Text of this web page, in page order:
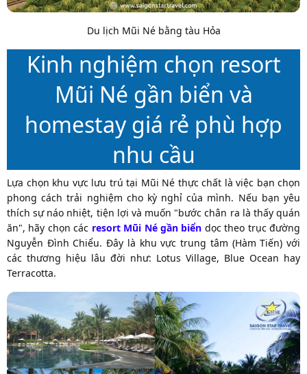
Du lịch Mũi Né bằng tàu Hỏa
Kinh nghiệm chọn resort
Mũi Né gần biển và
homestay giá rẻ phù hợp
nhu cầu
Lựa chọn khu vực lưu trú tại Mũi Né thực chất là việc bạn chọn
phong cách trải nghiệm cho kỳ nghỉ của mình. Nếu bạn yêu
thích sự náo nhiệt, tiện lợi và muốn "bước chân ra là thấy quán
ăn", hãy chọn các resort Mũi Né gần biển dọc theo trục đường
Nguyễn Đình Chiểu. Đây là khu vực trung tâm (Hàm Tiến) với
các thương hiệu lâu đời như: Lotus Village, Blue Ocean hay
Terracotta.